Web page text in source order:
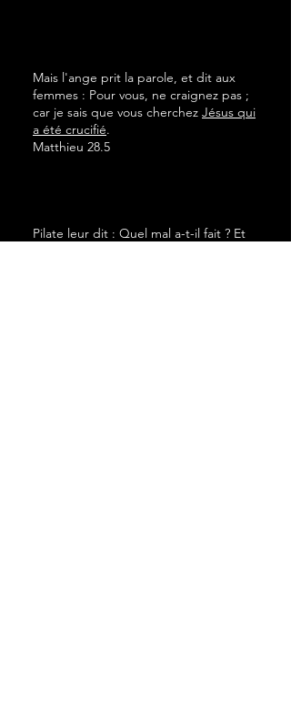
Mais l'ange prit la parole, et dit aux
femmes : Pour vous, ne craignez pas ;
car je sais que vous cherchez Jésus qui
a été crucifié.
Matthieu 28.5
Pilate leur dit : Quel mal a-t-il fait ? Et